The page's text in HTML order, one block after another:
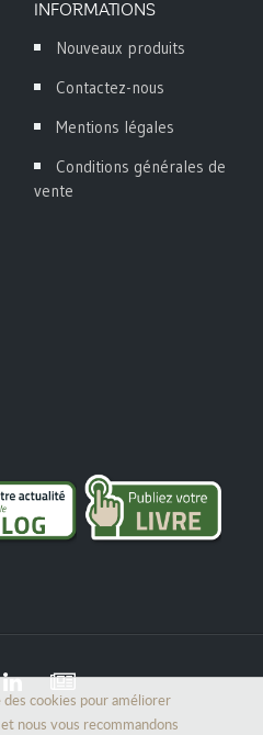
INFORMATIONS
Nouveaux produits
Contactez-nous
Mentions légales
Conditions générales de
vente
cookies pour améliorer
nous vous recommandons